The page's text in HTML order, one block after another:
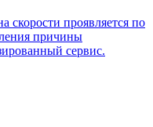
скорости проявляется по
причины
сервис.